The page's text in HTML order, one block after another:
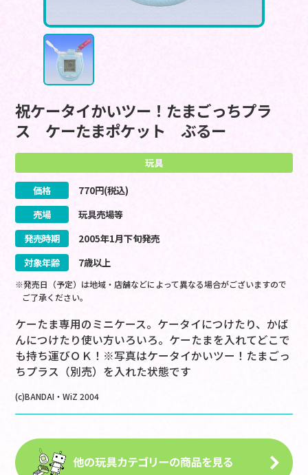
祝ケータイかいツー！たまごっちプラ
ス ケーたまポケット ぶるー
玩具
価格 770円(税込)
売場
玩具売場等
発売時期
2005年1月下旬発売
対象年齢
7歳以上
※発売日（予定）は地域・店舗などによって異なる場合がございますので
ご了承ください。
ケーたま専用のミニケース。ケータイにつけたり、かば
んにつけたり使い方いろいろ。ケーたまを入れてどこで
も持ち運びＯＫ！※写真はケータイかいツー！たまごっ
ちプラス（別売）を入れた状態です
(c)BANDAI・WiZ 2004